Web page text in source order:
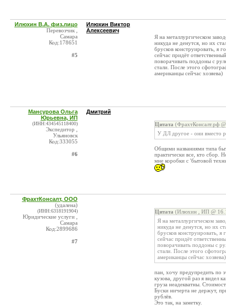
Илюхин В.А. физ.лицо
Перевозчик ,
Самара
Код:178651
#5
Илюхин Виктор
Алексеевич
Я на металлургическом
никуда не денутся, но их
брусков конструировать, я
сейчас придёт
поворачивать поддоны с
стали. После этого
американцы сейчас хозяева)
Мансурова Ольга
Юрьевна, ИП
(ИНН:434545118400)
Экспедитор ,
Ульяновск
Код:333055
#6
Дмитрий
Цитата (ФрахтКонсалт.рф
У ДЛ другое - они вместо
Общими названиями типа
практически все, кто сбор.
мне коробки с 'бытовой
ФрахтКонсалт, ООО
(удалена)
(ИНН:6318191904)
Юридические услуги ,
Самара
Код:2899686
#7
Цитата (Илюхин , ИП @
Я на металлургическом
никуда не денутся, но их
брусков конструировать,
сейчас придёт
поворачивать поддоны с
стали. После этого
американцы сейчас хозяева)
пан, хочу предупредить по
кузова, другой раз я видел
груза неадекватны.
Буски ничерта не держут,
рублёв.
Это так, на заметку.